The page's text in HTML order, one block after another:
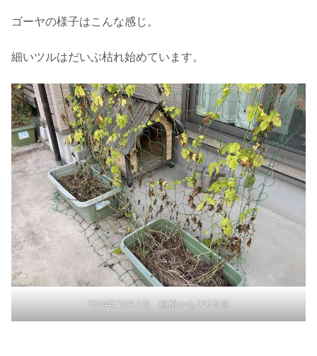
ゴーヤの様子はこんな感じ。
細いツルはだいぶ枯れ始めています。
2024年10月1日 移植から116日目